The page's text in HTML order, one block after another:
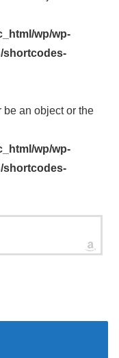
wp/wp-
shortcodes-
be an object or the
wp/wp-
shortcodes-